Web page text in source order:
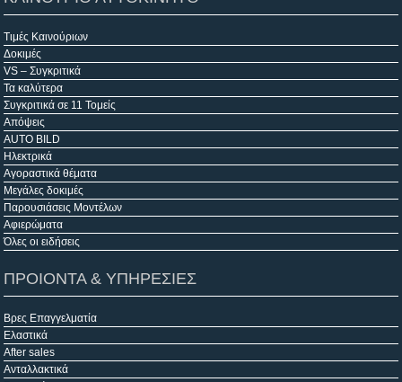
Τιμές Καινούριων
Δοκιμές
VS – Συγκριτικά
Τα καλύτερα
Συγκριτικά σε 11 Τομείς
Απόψεις
AUTO BILD
Ηλεκτρικά
Αγοραστικά θέματα
Μεγάλες δοκιμές
Παρουσιάσεις Μοντέλων
Αφιερώματα
Όλες οι ειδήσεις
ΠΡΟΙΟΝΤΑ & ΥΠΗΡΕΣΙΕΣ
Βρες Επαγγελματία
Ελαστικά
After sales
Ανταλλακτικά